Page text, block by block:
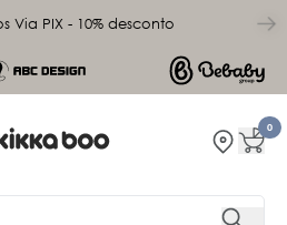
Via PIX - 10% desconto
0